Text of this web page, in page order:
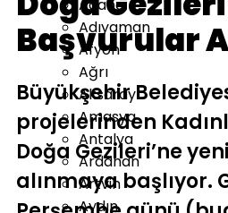
Adana
Adıyaman
Afyon
Ağrı
Aksaray
Amasya
Antalya
Ardahan
Artvin
Aydın
Başvurular
Büyükşehir
projelerinden
Doğa Gezileri’ne
alınmaya başlıyor.